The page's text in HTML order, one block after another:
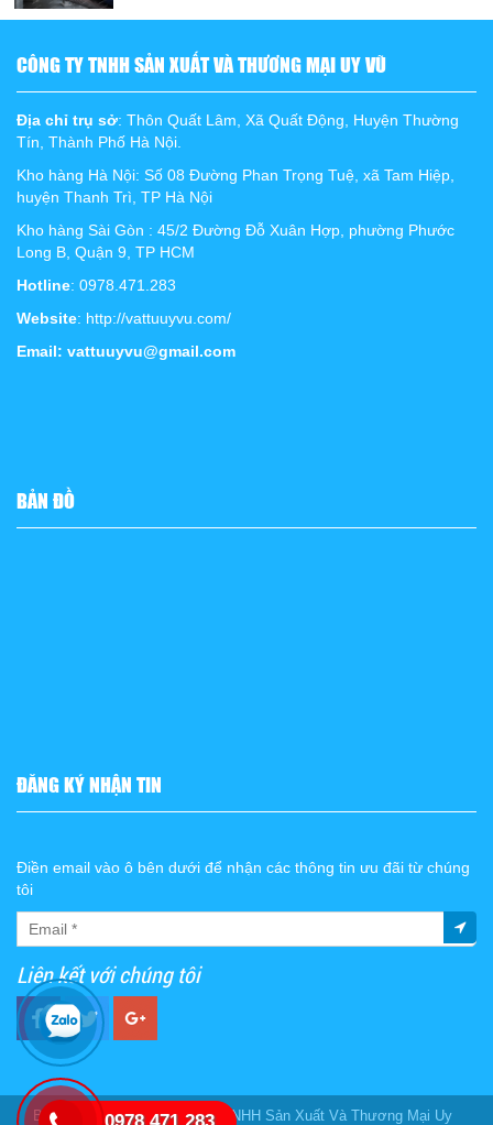
CÔNG TY TNHH SẢN XUẤT VÀ THƯƠNG MẠI UY VŨ
Địa chỉ trụ sở: Thôn Quất Lâm, Xã Quất Động, Huyện Thường
Tín, Thành Phố Hà Nội.
Kho hàng Hà Nội: Số 08 Đường Phan Trọng Tuệ, xã Tam Hiệp,
huyện Thanh Trì, TP Hà Nội
Kho hàng Sài Gòn : 45/2 Đường Đỗ Xuân Hợp, phường Phước
Long B, Quận 9, TP HCM
Hotline: 0978.471.283
Website: http://vattuuyvu.com/
Email: vattuuyvu@gmail.com
BẢN ĐỒ
ĐĂNG KÝ NHẬN TIN
Điền email vào ô bên dưới để nhận các thông tin ưu đãi từ chúng
tôi
Liên kết với chúng tôi
Bản quyền thuộc vềCông Ty TNHH Sản Xuất Và Thương Mại Uy